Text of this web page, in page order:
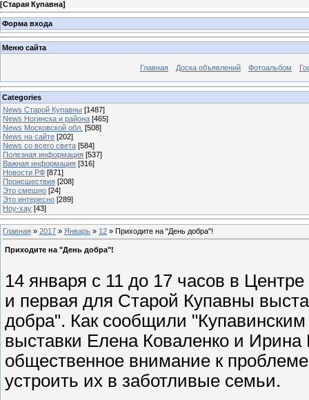
[Старая Купавна]
Форма входа
Меню сайта
Главная Доска объявлений Фотоальбом
Categories
News Старой Купавны [1487]
News Ногинска и района [465]
News Московской обл. [508]
News на сайте [202]
News со всего света [584]
Полезная информация [537]
Важная информация [316]
Новости РФ [871]
Происшествия [208]
Это смешно [24]
Это интересно [289]
Ноу-хау [43]
Главная » 2017 » Январь » 12 » Приходите на "День добра"!
Приходите на "День добра"!
14 января с 11 до 17 часов в
и первая для Старой Купавны
добра". Как сообщили
выставки Елена Коваленко и
общественное внимание к
устроить их в заботливые семьи.